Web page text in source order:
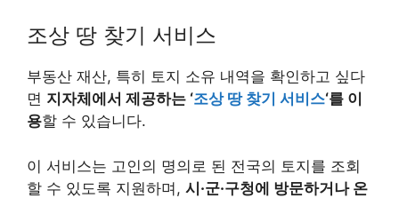
조상 땅 찾기 서비스
부동산 재산, 특히 토지 소유 내역을 확인하고 싶다
면 지자체에서 제공하는 ‘조상 땅 찾기 서비스‘를 이
용할 수 있습니다.
이 서비스는 고인의 명의로 된 전국의 토지를 조회
할 수 있도록 지원하며, 시·군·구청에 방문하거나 온